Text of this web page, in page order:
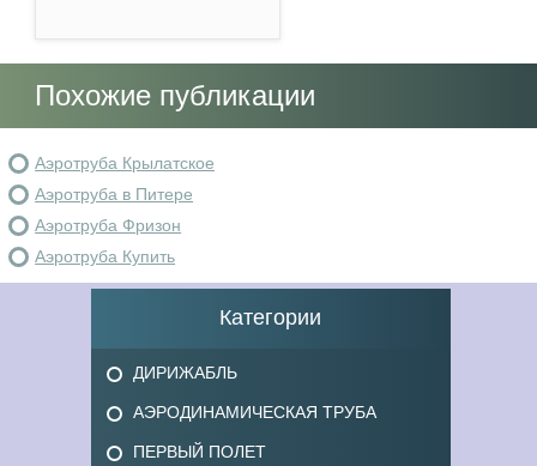
Похожие публикации
Аэротруба Крылатское
Аэротруба в Питере
Аэротруба Фризон
Аэротруба Купить
Категории
ДИРИЖАБЛЬ
АЭРОДИНАМИЧЕСКАЯ ТРУБА
ПЕРВЫЙ ПОЛЕТ